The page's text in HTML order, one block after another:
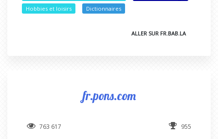
Hobbies et loisirs
Dictionnaires
ALLER SUR FR.BAB.LA
fr.pons.com
763 617 955